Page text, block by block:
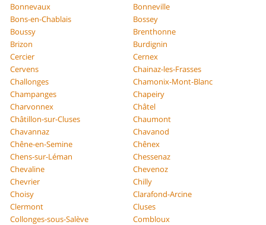
Bonnevaux
Bonneville
Bons-en-Chablais
Bossey
Boussy
Brenthonne
Brizon
Burdignin
Cercier
Cernex
Cervens
Chainaz-les-Frasses
Challonges
Chamonix-Mont-Blanc
Champanges
Chapeiry
Charvonnex
Châtel
Châtillon-sur-Cluses
Chaumont
Chavannaz
Chavanod
Chêne-en-Semine
Chênex
Chens-sur-Léman
Chessenaz
Chevaline
Chevenoz
Chevrier
Chilly
Choisy
Clarafond-Arcine
Clermont
Cluses
Collonges-sous-Salève
Combloux